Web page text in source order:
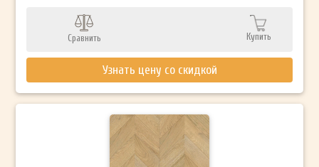
Сравнить Купить
Узнать цену со скидкой